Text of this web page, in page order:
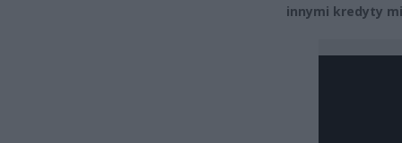
innymi kredyty